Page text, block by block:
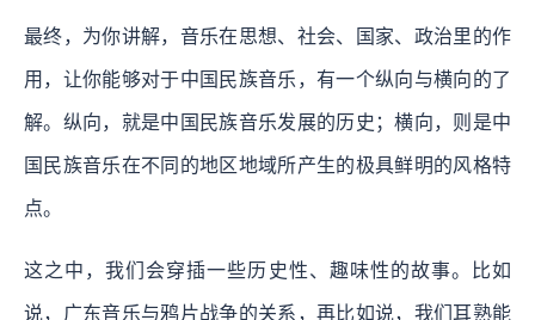
最终，为你讲解，音乐在思想、社会、国家、政治里的作
用，让你能够对于中国民族音乐，有一个纵向与横向的了
解。纵向，就是中国民族音乐发展的历史；横向，则是中
国民族音乐在不同的地区地域所产生的极具鲜明的风格特
点。
这之中，我们会穿插一些历史性、趣味性的故事。比如
说，广东音乐与鸦片战争的关系，再比如说，我们耳熟能